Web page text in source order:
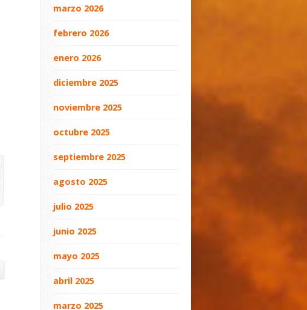
marzo 2026
febrero 2026
enero 2026
diciembre 2025
noviembre 2025
octubre 2025
septiembre 2025
agosto 2025
julio 2025
junio 2025
mayo 2025
abril 2025
marzo 2025